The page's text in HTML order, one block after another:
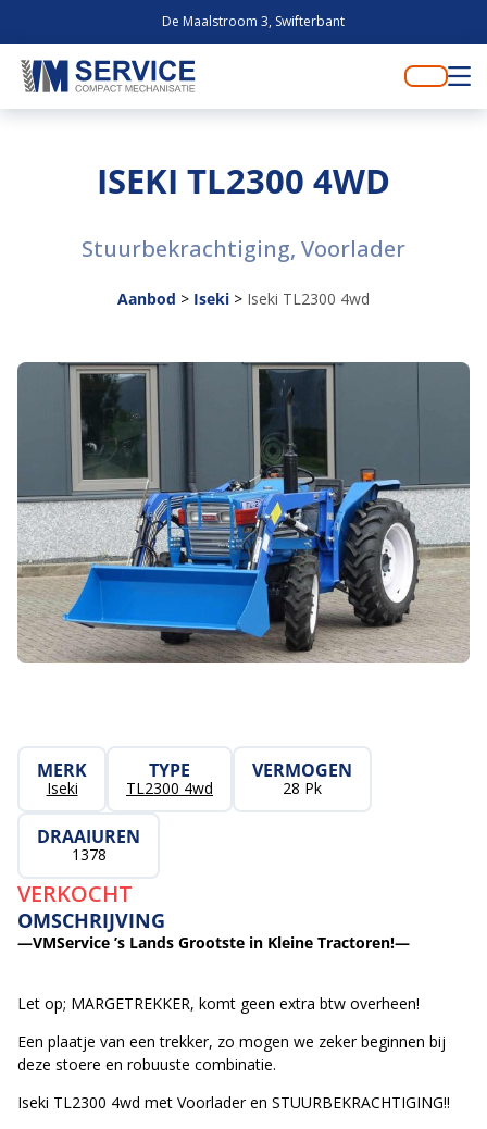
De Maalstroom 3, Swifterbant
ISEKI TL2300 4WD
Stuurbekrachtiging, Voorlader
Aanbod > Iseki > Iseki TL2300 4wd
MERK
Iseki
TYPE
TL2300 4wd
VERMOGEN
28 Pk
DRAAIUREN
1378
VERKOCHT
OMSCHRIJVING
—VMService ’s Lands Grootste in Kleine Tractoren!—
Let op; MARGETREKKER, komt geen extra btw overheen!
Een plaatje van een trekker, zo mogen we zeker beginnen bij
deze stoere en robuuste combinatie.
Iseki TL2300 4wd met Voorlader en STUURBEKRACHTIGING!!